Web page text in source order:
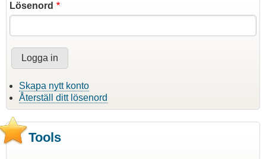
Lösenord
Skapa nytt konto
Återställ ditt lösenord
Tools